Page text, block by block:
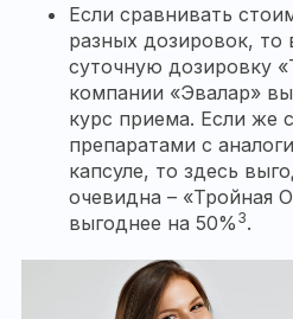
Если сравнивать
разных дозировок, то
суточную дозировку
компании «Эвалар»
курс приема. Если же
препаратами с
капсуле, то здесь
очевидна – «Тройная
выгоднее на 50% 3.